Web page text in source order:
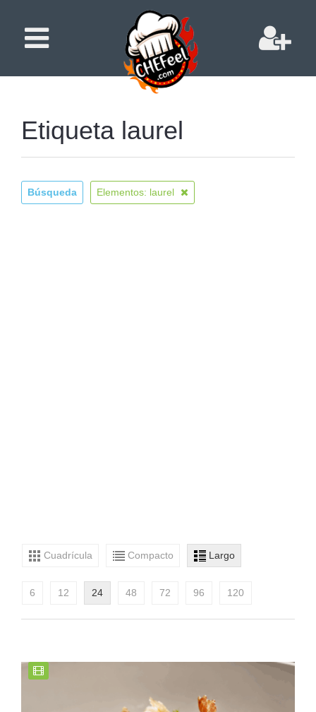
Etiqueta laurel
Búsqueda Elementos: laurel
Cuadrícula Compacto Largo
6 12 24 48 72 96 120